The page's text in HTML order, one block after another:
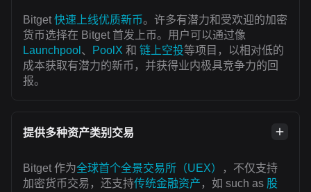
Bitget 快速上线优质新币。许多有潜力和受欢迎的加密
货币选择在 Bitget 首发上币。用户可以通过像
Launchpool 、 PoolX 和 链上空投等项目，以相对低的
成本获取有潜力的新币，并获得业内极具竞争力的回
报。
提供多种资产类别交易
Bitget 作为全球首个全景交易所（UEX）
，不仅支持
加密货币交易，还支持传统金融资产 ，如 such as 股